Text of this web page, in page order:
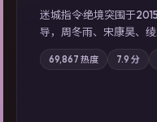
迷城指令·绝境突围于
导，周冬雨、宋康昊、
记忆碎片重组后，主角
配乐强化地域气质；站
69,867 热度 7.9 分